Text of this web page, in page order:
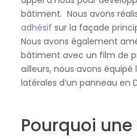
bâtiment. Nous avons
adhésif sur la façade
Nous avons également
bâtiment avec un film de
ailleurs, nous avons équipé
latérales d’un panneau en
Pourquoi